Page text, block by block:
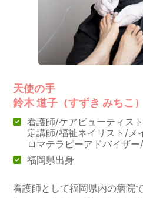
天使の手
鈴木 道子（すずき みちこ）
看護師/ケアビューティス
定講師/福祉ネイリスト/メ
ロマテラピーアドバイザ
福岡県出身
看護師として福岡県内の病院